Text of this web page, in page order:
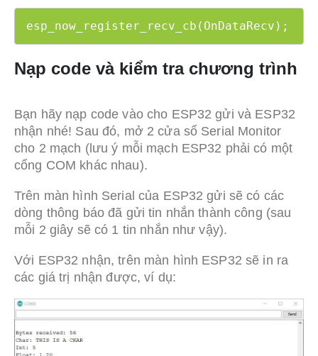
esp_now_register_recv_cb(OnDataRecv);
Nạp code và kiểm tra chương trình
Bạn hãy nạp code vào cho ESP32 gửi và ESP32
nhận nhé! Sau đó, mở 2 cửa sổ Serial Monitor
cho 2 mạch (lưu ý mỗi mạch ESP32 phải có một
cổng COM khác nhau).
Trên màn hình Serial của ESP32 gửi sẽ có các
dòng thông báo đã gửi tin nhắn thành công (sau
mỗi 2 giây sẽ có 1 tin nhắn như vậy).
Với ESP32 nhận, trên màn hình ESP32 sẽ in ra
các giá trị nhận được, ví dụ: